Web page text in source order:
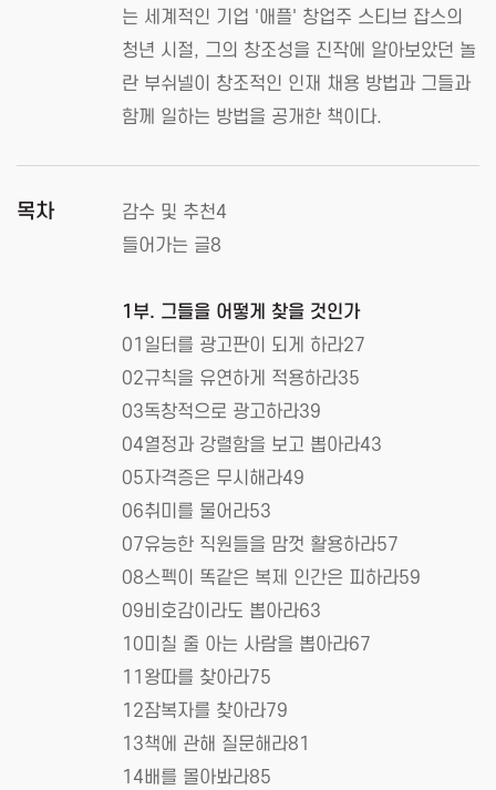
는 세계적인 기업 '애플' 창업주 스티브 잡스의
청년 시절, 그의 창조성을 진작에 알아보았던 놀
란 부쉬넬이 창조적인 인재 채용 방법과 그들과
함께 일하는 방법을 공개한 책이다.
목차
감수 및 추천4
들어가는 글8
1부. 그들을 어떻게 찾을 것인가
01일터를 광고판이 되게 하라27
02규칙을 유연하게 적용하라35
03독창적으로 광고하라39
04열정과 강렬함을 보고 뽑아라43
05자격증은 무시해라49
06취미를 물어라53
07유능한 직원들을 맘껏 활용하라57
08스펙이 똑같은 복제 인간은 피하라59
09비호감이라도 뽑아라63
10미칠 줄 아는 사람을 뽑아라67
11왕따를 찾아라75
12잠복자를 찾아라79
13책에 관해 질문해라81
14배를 몰아봐라85